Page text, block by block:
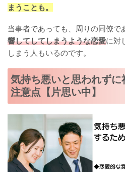
まうことも。
当事者であっても、周りの同僚で
響してしてしまうような恋愛に対
しまう人もいるのです。
気持ち悪いと思われず
注意点【片思い中】